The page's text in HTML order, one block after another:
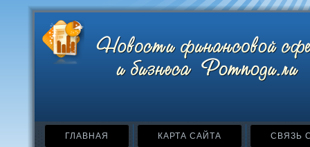
ГЛАВНАЯ КАРТА САЙТА СВЯЗЬ